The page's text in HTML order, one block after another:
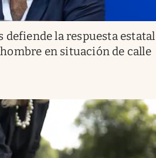
defiende la respuesta estatal
en situación de calle